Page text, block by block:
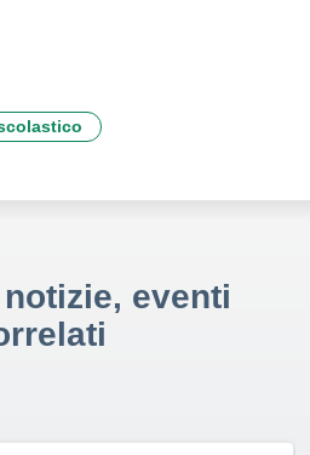
eventi